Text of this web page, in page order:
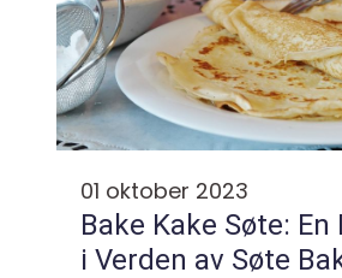
01 oktober 2023
Bake Kake Søte: En
i Verden av Søte